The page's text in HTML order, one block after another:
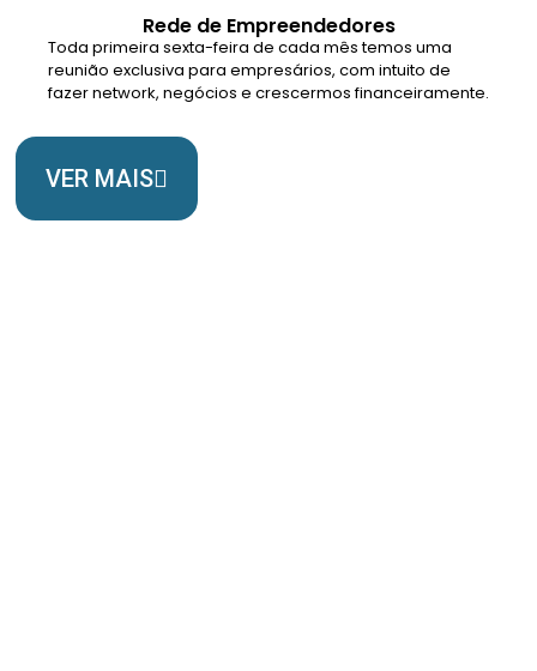
Rede de Empreendedores
Toda primeira sexta-feira de cada mês temos uma
reunião exclusiva para empresários, com intuito de
fazer network, negócios e crescermos financeiramente.
VER MAIS